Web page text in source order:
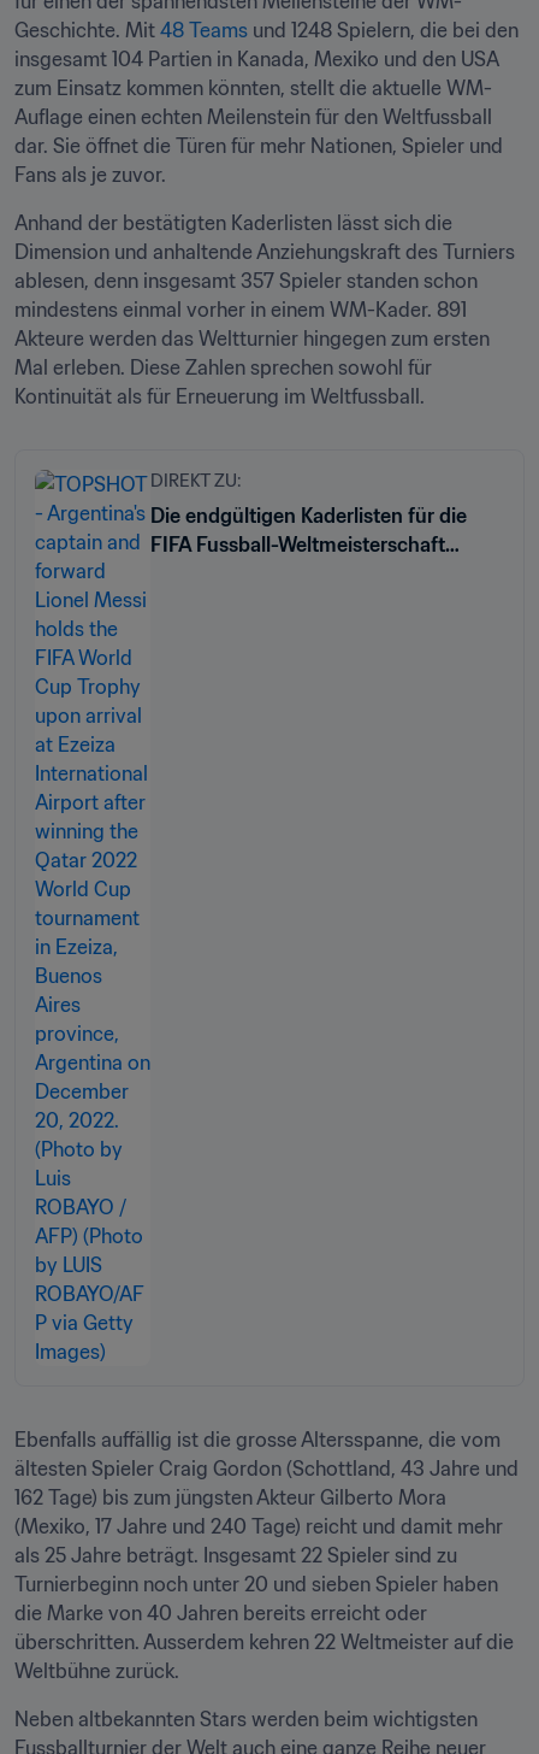
Geschichte. Mit 48 Teams und 1248 Spielern, die bei den
insgesamt 104 Partien in Kanada, Mexiko und den USA
zum Einsatz kommen könnten, stellt die aktuelle WM-
Auflage einen echten Meilenstein für den Weltfussball
dar. Sie öffnet die Türen für mehr Nationen, Spieler und
Fans als je zuvor.
Anhand der bestätigten Kaderlisten lässt sich die
Dimension und anhaltende Anziehungskraft des Turniers
ablesen, denn insgesamt 357 Spieler standen schon
mindestens einmal vorher in einem WM-Kader. 891
Akteure werden das Weltturnier hingegen zum ersten
Mal erleben. Diese Zahlen sprechen sowohl für
Kontinuität als für Erneuerung im Weltfussball.
DIREKT ZU:
Die endgültigen Kaderlisten für die
FIFA Fussball-Weltmeisterschaft
Ebenfalls auffällig ist die grosse Altersspanne, die vom
ältesten Spieler Craig Gordon (Schottland, 43 Jahre und
162 Tage) bis zum jüngsten Akteur Gilberto Mora
(Mexiko, 17 Jahre und 240 Tage) reicht und damit mehr
als 25 Jahre beträgt. Insgesamt 22 Spieler sind zu
Turnierbeginn noch unter 20 und sieben Spieler haben
die Marke von 40 Jahren bereits erreicht oder
überschritten. Ausserdem kehren 22 Weltmeister auf die
Weltbühne zurück.
Neben altbekannten Stars werden beim wichtigsten
Fussballturnier der Welt auch eine ganze Reihe neuer